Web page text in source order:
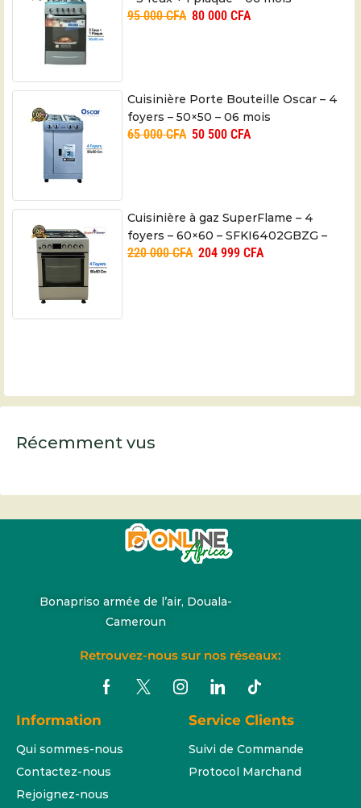
95 000CFA 80 000 CFA
Cuisinière Porte Bouteille Oscar – 4
foyers – 50×50 – 06 mois
65 000CFA 50 500 CFA
Cuisinière à gaz SuperFlame – 4
foyers – 60×60 – SFKI6402GBZG –
06 mois
220 000CFA 204 999 CFA
Récemment vus
Bonapriso armée de l’air, Douala-
Cameroun
Retrouvez-nous sur nos réseaux:
Information
Qui sommes-nous
Contactez-nous
Rejoignez-nous
Service Clients
Suivi de Commande
Protocol Marchand